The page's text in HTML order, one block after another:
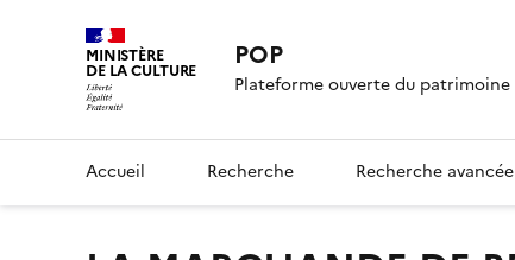
MINISTÈRE
DE LA CULTURE POP
Plateforme ouverte du patrimoine
Accueil Recherche Recherche avancée